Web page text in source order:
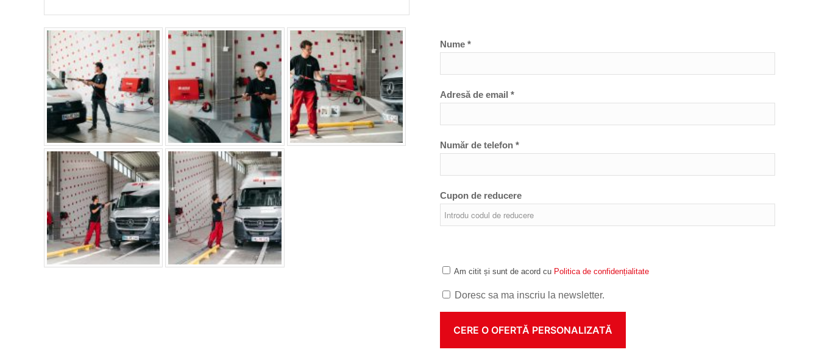
Nume *
Adresă de email *
Număr de telefon *
Cupon de reducere
Am citit și sunt de acord cu Politica de confidențialitate
Doresc sa ma inscriu la newsletter.